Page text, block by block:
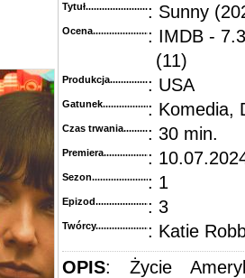
Tytuł............................................
: Sunny
Ocena.............................................
: IMDB -
(11)
Produkcja.........................................
: USA
Gatunek...........................................
: Komedia,
Czas trwania......................................
: 30 min.
Premiera..........................................
:
Sezon.............................................
: 1
Epizod............................................
: 3
Twórcy...........................................
: Katie
OPIS: Życie